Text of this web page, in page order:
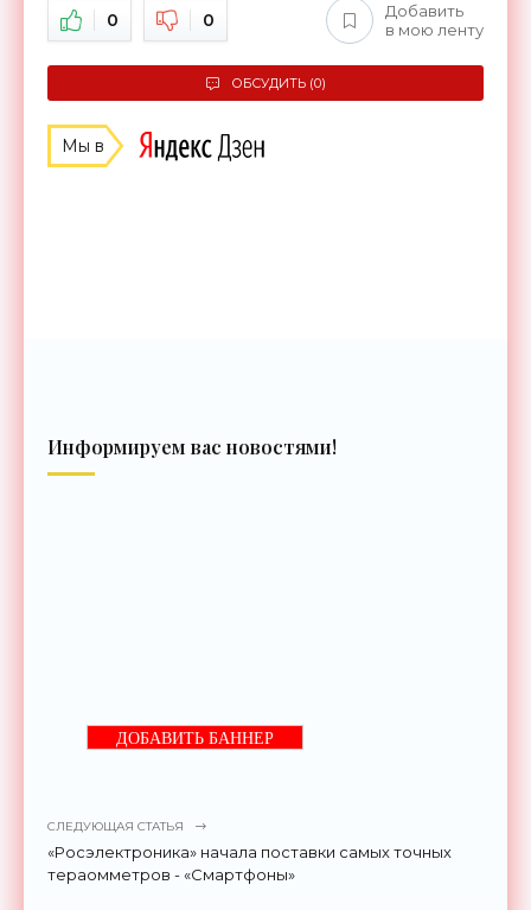
0 0
Добавить
в мою ленту
ОБСУДИТЬ (0)
Мы в
Информируем вас новостями!
ДОБАВИТЬ БАННЕР
СЛЕДУЮЩАЯ СТАТЬЯ
«Росэлектроника» начала поставки самых точных
тераомметров - «Смартфоны»